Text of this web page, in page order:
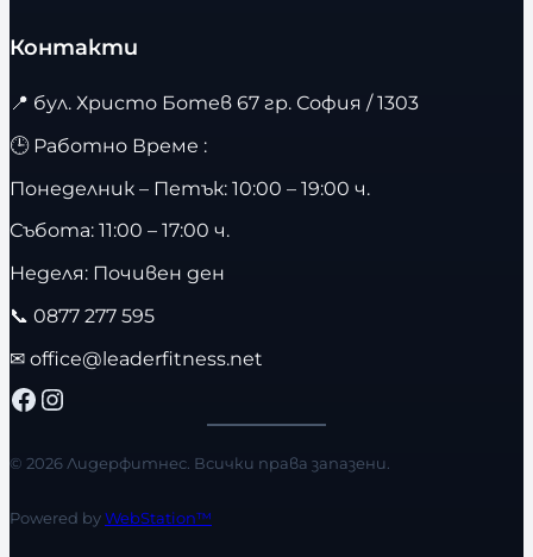
Контакти
📍 бул. Христо Ботев 67 гр. София / 1303
🕒 Работно Време :
Понеделник – Петък: 10:00 – 19:00 ч.
Събота: 11:00 – 17:00 ч.
Неделя: Почивен ден
📞 0877 277 595
✉ office@leaderfitness.net
Facebook Instagram
© 2026 Лидерфитнес. Всички права запазени.
Powered byWebStation™